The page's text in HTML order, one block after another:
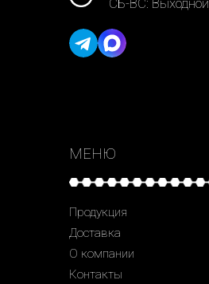
МЕНЮ
Продукция
Доставка
О компании
Контакты